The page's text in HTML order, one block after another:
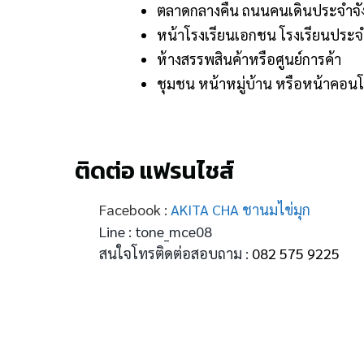
ตลาดกลางคืน ถนนคนเดินประจำจั
หน้าโรงเรียนเอกชน โรงเรียนประ
ห้างสรรพสินค้าหรือศูนย์การค้า
ชุมชน หน้าหมู่บ้าน หรือหน้าคอน
ติดต่อ แฟรนไชส์
Facebook : AKITA CHA ชานมไข่มุก
Line : tone_mce08
สนใจโทรติดต่อสอบถาม : 082 575 9225